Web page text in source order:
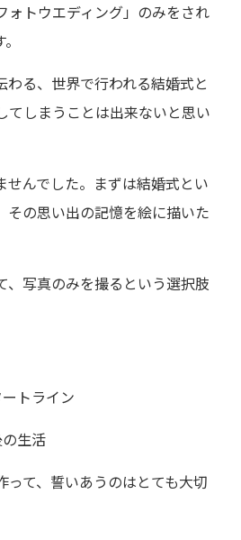
ォトウエディング」のみをされ
わる、世界で行われる結婚式と
てしまうことは出来ないと思い
せんでした。まずは結婚式とい
その思い出の記憶を絵に描いた
、写真のみを撮るという選択肢
トライン
生活
って、誓いあうのはとても大切